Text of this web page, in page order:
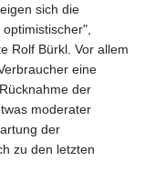
sich die
Rolf Bürkl. Vor allem
eine
der
moderater
der
zu den letzten